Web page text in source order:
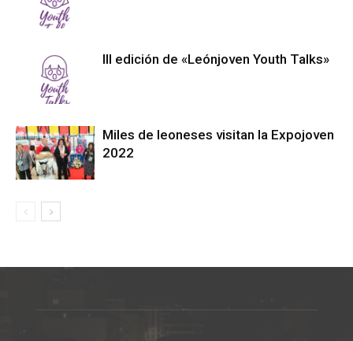
III edición de «Leónjoven Youth Talks»
Miles de leoneses visitan la Expojoven
2022